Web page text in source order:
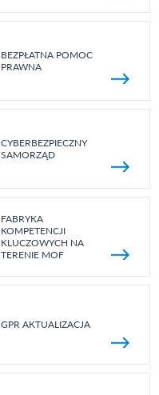
BEZPŁATNA POMOC
PRAWNA
CYBERBEZPIECZNY
SAMORZĄD
FABRYKA
KOMPETENCJI
KLUCZOWYCH NA
TERENIE MOF
GPR AKTUALIZACJA